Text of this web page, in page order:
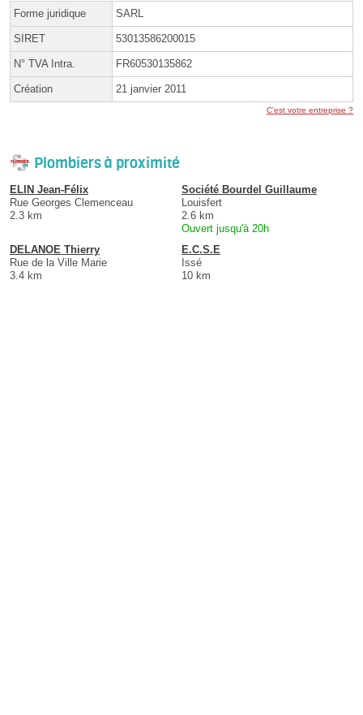
Forme juridique SARL
SIRET 53013586200015
N° TVA Intra. FR60530135862
Création 21 janvier 2011
C'est votre entreprise ?
Plombiers à proximité
ELIN Jean-Félix
Rue Georges Clemenceau
2.3 km
Société Bourdel Guillaume
Louisfert
2.6 km
Ouvert jusqu'à 20h
DELANOE Thierry
Rue de la Ville Marie
3.4 km
E.C.S.E
Issé
10 km